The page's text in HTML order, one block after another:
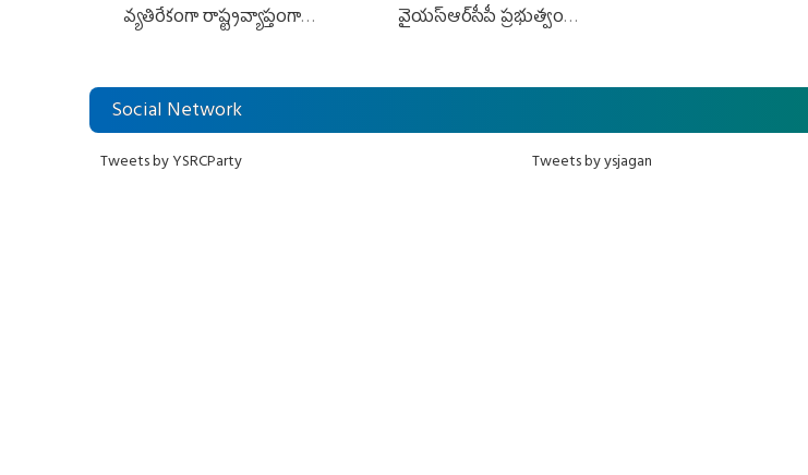
వ్యతిరేకంగా రాష్ట్రవ్యాప్తంగా
ఆందోళనలు
వైయ‌స్ఆర్‌సీపీ ప్రభుత్వం
Social Network
Tweets by YSRCParty Tweets by ysjagan